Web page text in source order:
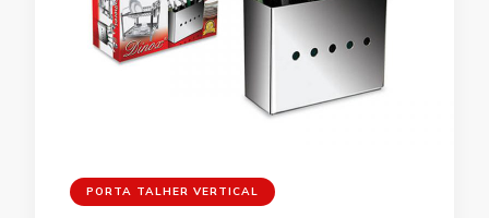
PORTA TALHER VERTICAL